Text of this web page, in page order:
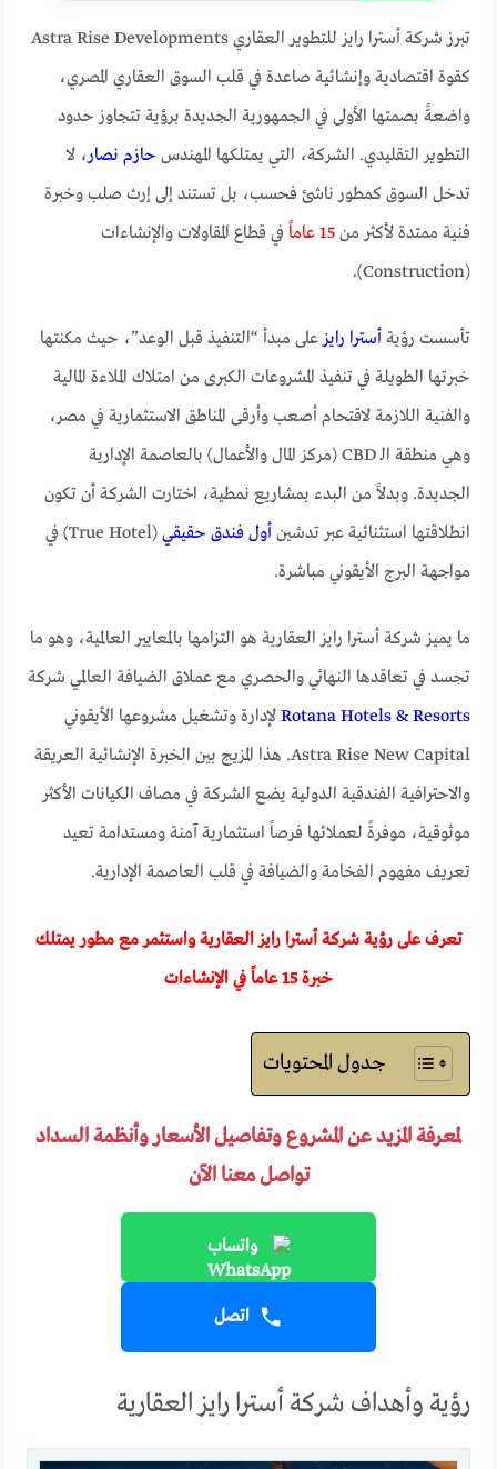
تبرز شركة أسترا رايز للتطوير العقاري Astra Rise Developments
كقوة اقتصادية وإنشائية صاعدة في قلب السوق العقاري المصري،
واضعةً بصمتها الأولى في الجمهورية الجديدة برؤية تتجاوز حدود
التطوير التقليدي. الشركة، التي يمتلكها المهندس حازم نصار، لا
تدخل السوق كمطور ناشئ فحسب، بل تستند إلى إرث صلب وخبرة
فنية ممتدة لأكثر من15 عاماً
في قطاع المقاولات والإنشاءات
(Construction).
تأسست رؤية أسترا رايزعلى مبدأ “التنفيذ قبل الوعد”، حيث مكنتها
خبرتها الطويلة في تنفيذ المشروعات الكبرى من امتلاك الملاءة المالية
والفنية اللازمة لاقتحام أصعب وأرقى المناطق الاستثمارية في مصر،
وهي منطقة الـ CBD (مركز المال والأعمال) بالعاصمة الإدارية
الجديدة. وبدلاً من البدء بمشاريع نمطية، اختارت الشركة أن تكون
انطلاقتها استثنائية عبر تدشين أول فندق حقيقي
(True Hotel) في
مواجهة البرج الأيقوني مباشرة.
ما يميز شركة أسترا رايز العقارية هو التزامها بالمعايير العالمية، وهو ما
تجسد في تعاقدها النهائي والحصري مع عملاق الضيافة العالمي شركة
Rotana Hotels & Resorts لإدارة وتشغيل مشروعها الأيقوني
Astra Rise New Capital. هذا المزيج بين الخبرة الإنشائية العريقة
والاحترافية الفندقية الدولية يضع الشركة في مصاف الكيانات الأكثر
موثوقية، موفرةً لعملائها فرصاً استثمارية آمنة ومستدامة تعيد
تعريف مفهوم الفخامة والضيافة في قلب العاصمة الإدارية.
تعرف على رؤية شركة أسترا رايز العقارية واستثمر مع مطور يمتلك
خبرة 15 عاماً في الإنشاءات
جدول المحتويات
لمعرفة المزيد عن المشروع وتفاصيل الأسعار وأنظمة السداد
تواصل معنا الآن
واتساب
اتصل
رؤية وأهداف شركة أسترا رايز العقارية